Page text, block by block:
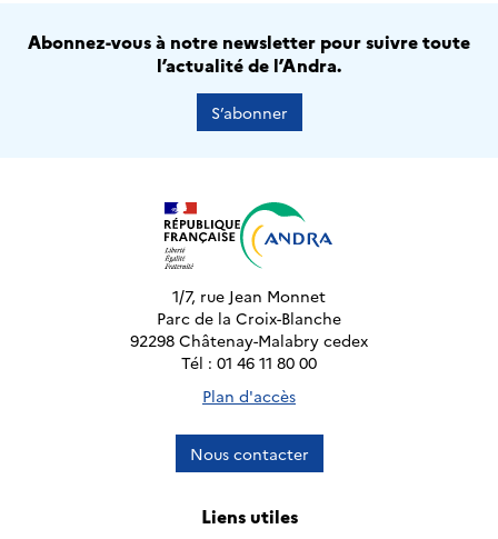
Abonnez-vous à notre newsletter pour suivre toute
l’actualité de l’Andra.
S’abonner
1/7, rue Jean Monnet
Parc de la Croix-Blanche
92298 Châtenay-Malabry cedex
Tél : 01 46 11 80 00
Plan d'accès
Nous contacter
Liens utiles